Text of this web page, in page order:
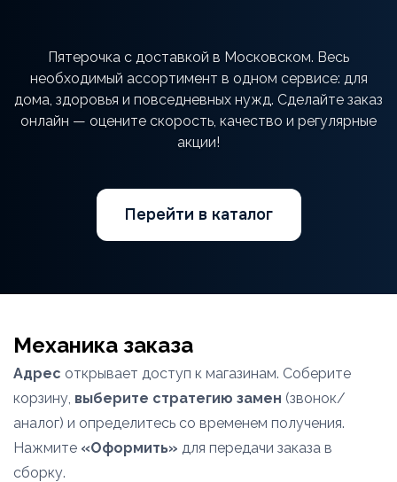
Пятерочка с доставкой в Московском. Весь
необходимый ассортимент в одном сервисе: для
дома, здоровья и повседневных нужд. Сделайте заказ
онлайн — оцените скорость, качество и регулярные
акции!
Перейти в каталог
Механика заказа
Адрес открывает доступ к магазинам. Соберите
корзину, выберите стратегию замен (звонок/
аналог) и определитесь со временем получения.
Нажмите «Оформить» для передачи заказа в
сборку.